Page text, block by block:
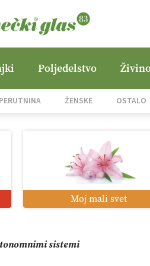
Poljedelstvo
PERUTNINA ŽENSKE OSTALO
Moj mali svet
sistemi
požaru